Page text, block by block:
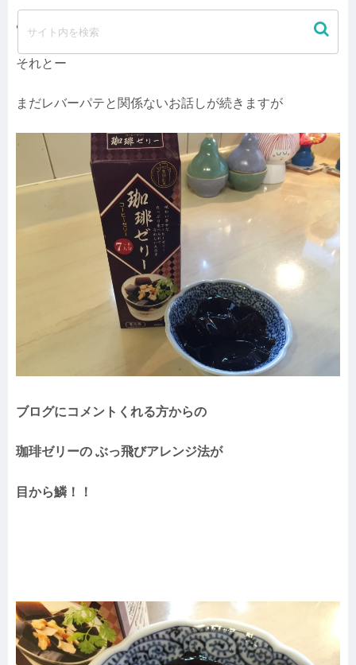
あーまた食べたくなってきた♡
それとー
まだレバーパテと関係ないお話しが続きますが
ブログにコメントくれる方からの
珈琲ゼリーの ぶっ飛びアレンジ法が
目から鱗！！